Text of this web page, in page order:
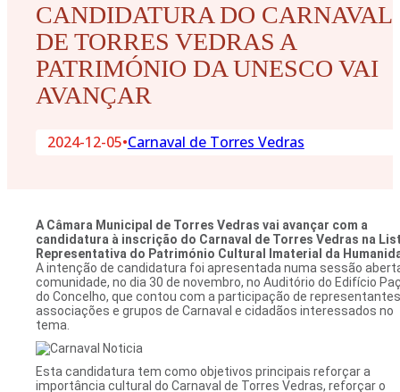
CANDIDATURA DO CARNAVAL
DE TORRES VEDRAS A
PATRIMÓNIO DA UNESCO VAI
AVANÇAR
2024-12-05•Carnaval de Torres Vedras
A Câmara Municipal de Torres Vedras vai avançar com a
candidatura à inscrição do Carnaval de Torres Vedras na
Representativa do Património Cultural Imaterial da
A intenção de candidatura foi apresentada numa sessão
comunidade, no dia 30 de novembro, no Auditório do Edifício
do Concelho, que contou com a participação de
associações e grupos de Carnaval e cidadãos interessados no
tema.
Esta candidatura tem como objetivos principais reforçar a
importância cultural do Carnaval de Torres Vedras, reforçar o